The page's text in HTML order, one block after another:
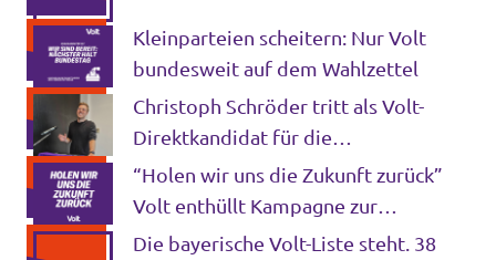
Kleinparteien scheitern: Nur Volt
bundesweit auf dem Wahlzettel
Christoph Schröder tritt als Volt-
Direktkandidat für die
Bundestagswahl 2025 an
“Holen wir uns die Zukunft zurück”
Volt enthüllt Kampagne zur
Bundestagswahl
Die bayerische Volt-Liste steht. 38